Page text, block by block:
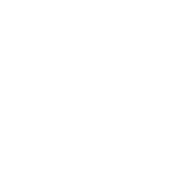
नकार दिल्याने ती मानसिक